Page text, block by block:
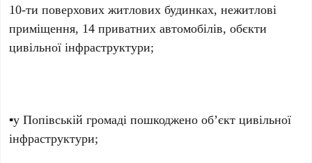
10-ти поверхових житлових будинках, нежитлові
приміщення, 14 приватних автомобілів, обєкти
цивільної інфраструктури;
▪️у Попівській громаді пошкоджено об’єкт цивільної
інфраструктури;